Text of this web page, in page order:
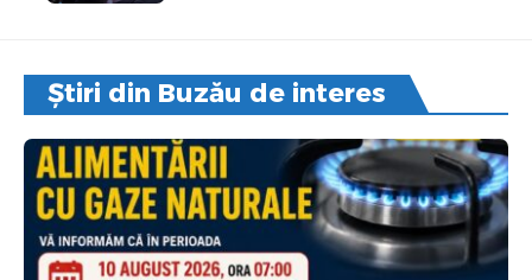
Știri din Buzău de interes